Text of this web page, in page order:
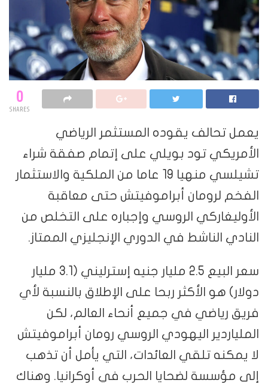
0
SHARES
يعمل تحالف يقوده المستثمر الرياضي
الأمريكي تود بويلي على إتمام صفقة شراء
تشيلسي منهيا 19 عاما من الملكية والاستثمار
الفخم لرومان أبراموفيتش حتى معاقبة
الأوليغاركي الروسي وإجباره على التخلص من
النادي الناشط في الدوري الإنجليزي الممتاز.
سعر البيع 2.5 مليار جنيه إسترليني (3.1 مليار
دولار) هو الأكثر ربحا على الإطلاق بالنسبة لأي
فريق رياضي في جميع أنحاء العالم، لكن
الملياردير اليهودي الروسي رومان أبراموفيتش
لا يمكنه تلقي العائدات، التي يأمل أن تذهب
إلى مؤسسة لضحايا الحرب في أوكرانيا. وهناك